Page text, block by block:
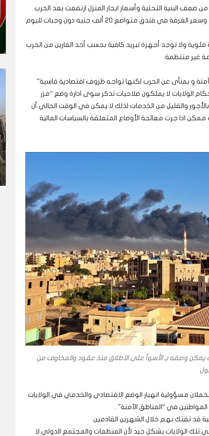
ضعف البنية التحتية وأسعار ايجار المنزل ارتفعت بعد الحرب
الى 600 ألف جنيه ما يعادل ألف دولار في بعض المناطق، وسعر الغرفة في فندق متواضع 20 ألف جنيه دون وجبات لليوم
الحرارة في ساعات الظهيرة الى نحو 40درجة مئوية ولا توجد أجهزة تبريد كافية بحسب أحد الفارين من الحرب
غير منتظمة.
و بمنأى عن الحرب لكنها تواجه ظروف اقتصادية قاسية”
الولايات لا يملكون صلاحيات تذكر سوى ادارة وضع “مزر
والقليل من الخدمات لذلك لا يمكن في الوقت الحالي أن
اذا جرت معالجة الأوضاع المتعلقة بالسياسات المالية
وصفه بـ الأسوأ على الاطلاق منذ عقود والمخاوف من
يتحملان مسؤولية انهيار الوضع الاقتصادي والخدمي في الولايات
في “المناطق الآمنة” .
قد تفتك بهم خلال الشهرين القادمين.
تلك الولايات بشكل جيد لأن المنظمات والمجتمع الدولي لا